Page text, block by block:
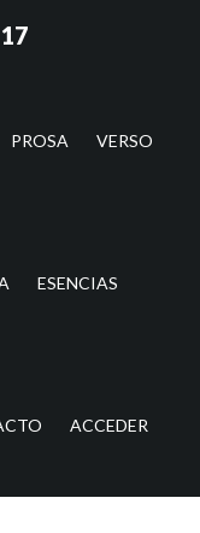
PROSA VERSO
ESENCIAS
ACCEDER